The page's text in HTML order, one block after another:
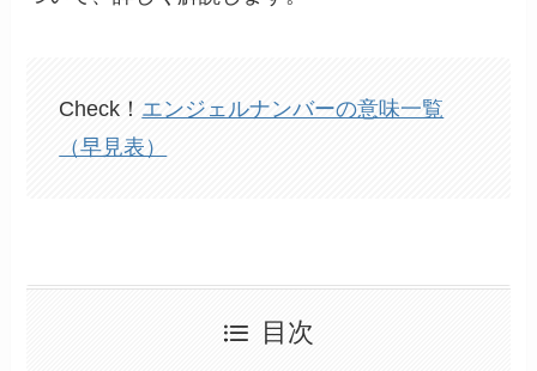
Check！ エンジェルナンバーの意味一覧
（早見表）
目次